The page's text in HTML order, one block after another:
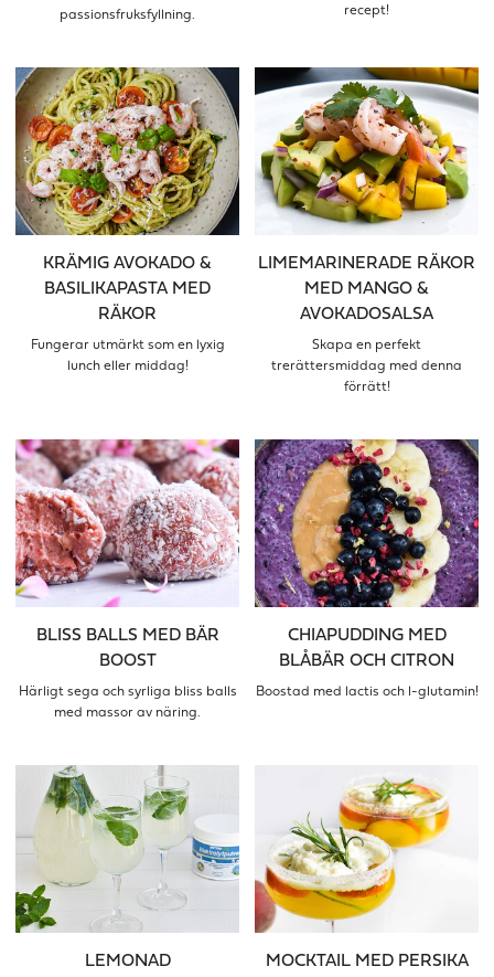
passionsfruksfyllning.
recept!
KRÄMIG AVOKADO &
BASILIKAPASTA MED
RÄKOR
Fungerar utmärkt som en lyxig
lunch eller middag!
LIMEMARINERADE RÄKOR
MED MANGO &
AVOKADOSALSA
Skapa en perfekt
trerättersmiddag med denna
förrätt!
BLISS BALLS MED BÄR
BOOST
Härligt sega och syrliga bliss balls
med massor av näring.
CHIAPUDDING MED
BLÅBÄR OCH CITRON
Boostad med lactis och l-glutamin!
LEMONAD
MOCKTAIL MED PERSIKA